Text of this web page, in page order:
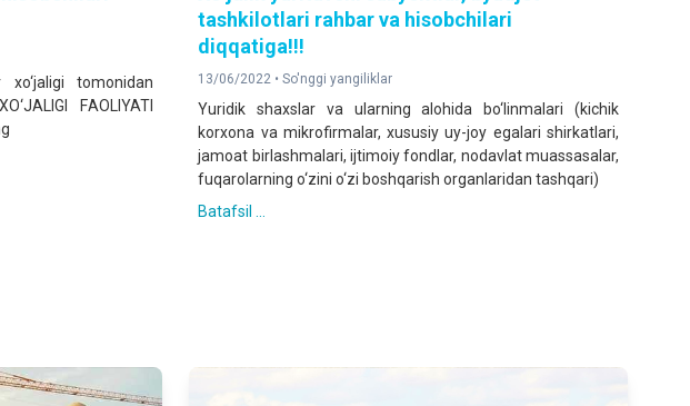
tomonidan
FАOLIYATI
tаshkilotlаri rаhbаr vа hisobchilаri
diqqаtigа!!!
13/06/2022 •So'nggi yangiliklar
Yuridik shaxslar va ularning alohida bo‘linmalari (kichik
korxona va mikrofirmalar, xususiy uy-joy egalari shirkatlari,
jamoat birlashmalari, ijtimoiy fondlar, nodavlat muassasalar,
fuqarolarning o‘zini o‘zi boshqarish organlaridan tashqari)
Batafsil ...